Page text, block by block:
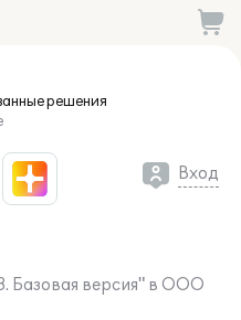
решения
Вход
Базовая версия" в ООО